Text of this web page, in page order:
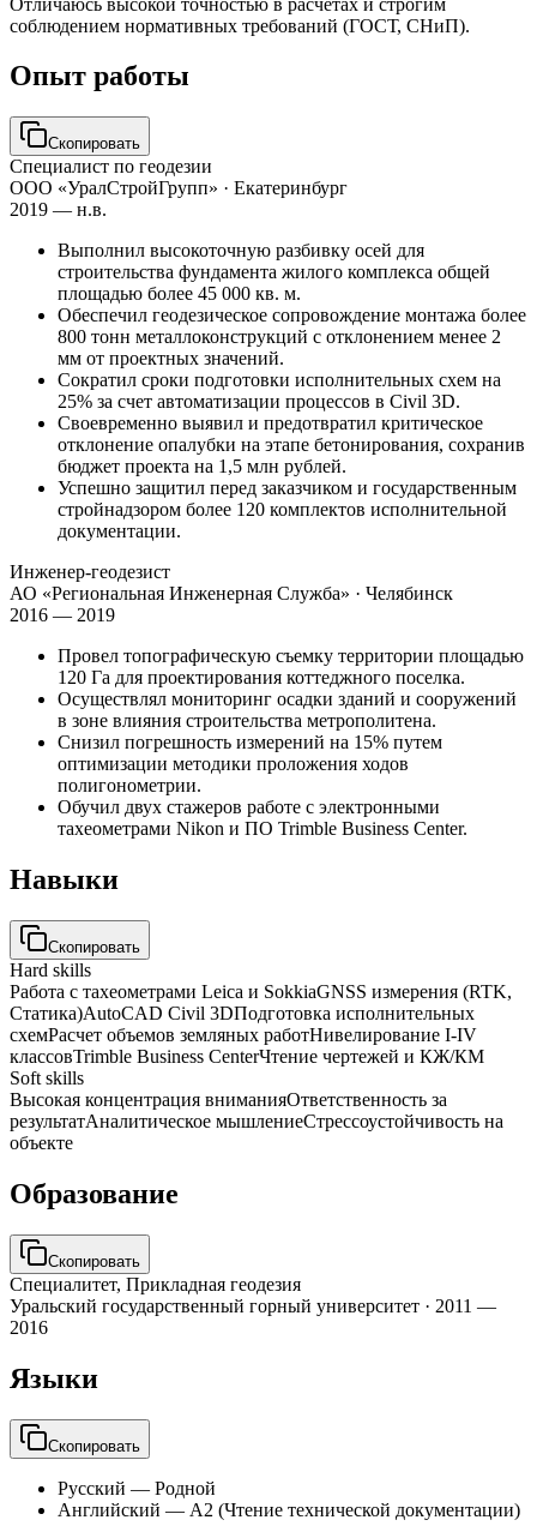
соблюдением нормативных требований (ГОСТ, СНиП).
Опыт работы
Скопировать
Специалист по геодезии
ООО «УралСтройГрупп» · Екатеринбург
2019 — н.в.
Выполнил высокоточную разбивку осей для
строительства фундамента жилого комплекса общей
площадью более 45 000 кв. м.
Обеспечил геодезическое сопровождение монтажа более
800 тонн металлоконструкций с отклонением менее 2
мм от проектных значений.
Сократил сроки подготовки исполнительных схем на
25% за счет автоматизации процессов в Civil 3D.
Своевременно выявил и предотвратил критическое
отклонение опалубки на этапе бетонирования, сохранив
бюджет проекта на 1,5 млн рублей.
Успешно защитил перед заказчиком и государственным
стройнадзором более 120 комплектов исполнительной
документации.
Инженер-геодезист
АО «Региональная Инженерная Служба» · Челябинск
2016 — 2019
Провел топографическую съемку территории площадью
120 Га для проектирования коттеджного поселка.
Осуществлял мониторинг осадки зданий и сооружений
в зоне влияния строительства метрополитена.
Снизил погрешность измерений на 15% путем
оптимизации методики проложения ходов
полигонометрии.
Обучил двух стажеров работе с электронными
тахеометрами Nikon и ПО Trimble Business Center.
Навыки
Скопировать
Hard skills
Работа с тахеометрами Leica и SokkiaGNSS измерения (RTK,
Статика)AutoCAD Civil 3DПодготовка исполнительных
схемРасчет объемов земляных работНивелирование I-IV
классовTrimble Business CenterЧтение чертежей и КЖ/КМ
Soft skills
Высокая концентрация вниманияОтветственность за
результатАналитическое мышлениеСтрессоустойчивость на
объекте
Образование
Скопировать
Специалитет, Прикладная геодезия
Уральский государственный горный университет · 2011 —
2016
Языки
Скопировать
Русский — Родной
Английский — A2 (Чтение технической документации)